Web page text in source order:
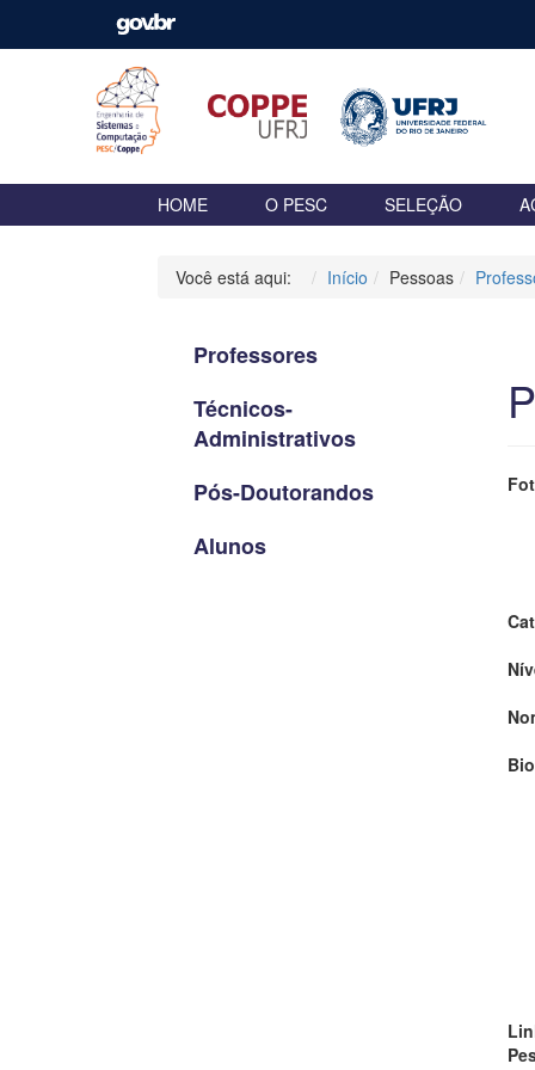
HOME O PESC SELEÇÃO
Você está aqui: Início Pessoas
Professores
Técnicos-
Administrativos
Pós-Doutorandos
Alunos